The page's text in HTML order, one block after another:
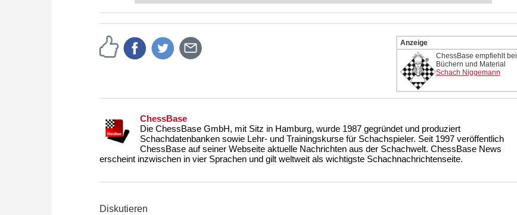
zuvor.
Anzeige
ChessBase empfiehlt bei
Büchern und Material
Schach Niggemann
ChessBase
Die ChessBase GmbH, mit Sitz in Hamburg, wurde 1987 gegründet und produziert
Schachdatenbanken sowie Lehr- und Trainingskurse für Schachspieler. Seit 1997 veröffentlich
ChessBase auf seiner Webseite aktuelle Nachrichten aus der Schachwelt. ChessBase News
erscheint inzwischen in vier Sprachen und gilt weltweit als wichtigste Schachnachrichtenseite.
Diskutieren